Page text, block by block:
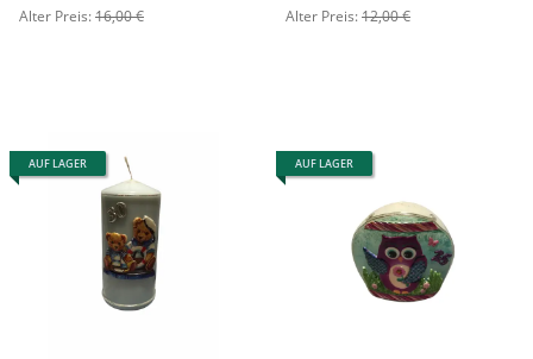
Alter Preis:16,00 € Alter Preis:12,00 €
AUF LAGER AUF LAGER